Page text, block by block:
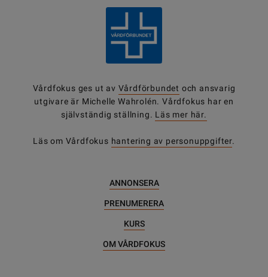
Vårdfokus ges ut av Vårdförbundet och ansvarig
utgivare är Michelle Wahrolén. Vårdfokus har en
självständig ställning. Läs mer här.
Läs om Vårdfokus hantering av personuppgifter.
ANNONSERA
PRENUMERERA
KURS
OM VÅRDFOKUS